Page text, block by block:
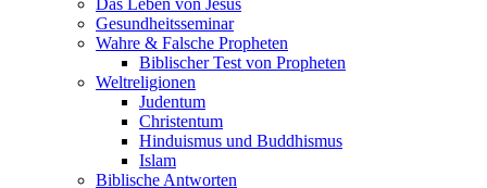
Das Leben von Jesus
Gesundheitsseminar
Wahre & Falsche Propheten
Biblischer Test von Propheten
Weltreligionen
Judentum
Christentum
Hinduismus und Buddhismus
Islam
Biblische Antworten